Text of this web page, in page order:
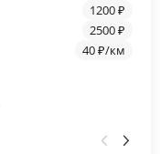
1200 ₽
2500 ₽
40 ₽/км